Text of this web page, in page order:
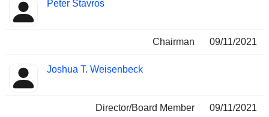
Peter Stavros
Chairman 09/11/2021
Joshua T. Weisenbeck
Director/Board Member
09/11/2021